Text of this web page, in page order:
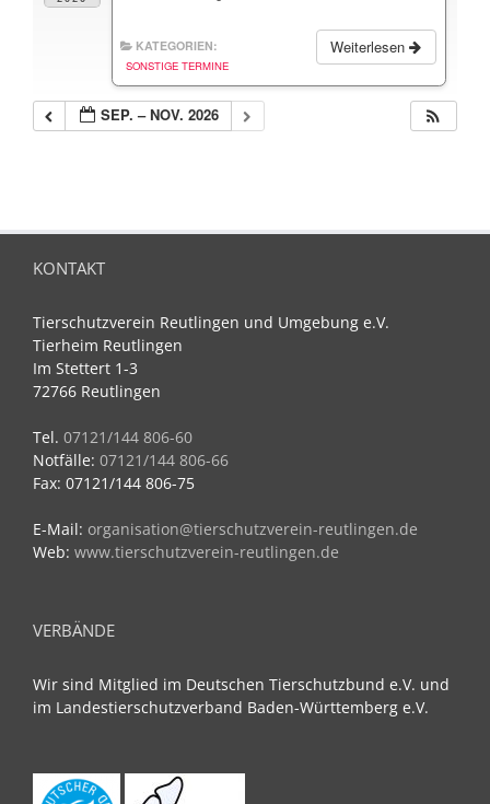
Weiterlesen
KATEGORIEN:
SONSTIGE TERMINE
SEP. – NOV. 2026
KONTAKT
Tierschutzverein Reutlingen und Umgebung e.V.
Tierheim Reutlingen
Im Stettert 1-3
72766 Reutlingen
Tel. 07121/144 806-60
Notfälle: 07121/144 806-66
Fax: 07121/144 806-75
E-Mail: organisation@tierschutzverein-reutlingen.de
Web: www.tierschutzverein-reutlingen.de
VERBÄNDE
Wir sind Mitglied im Deutschen Tierschutzbund e.V. und
im Landestierschutzverband Baden-Württemberg e.V.